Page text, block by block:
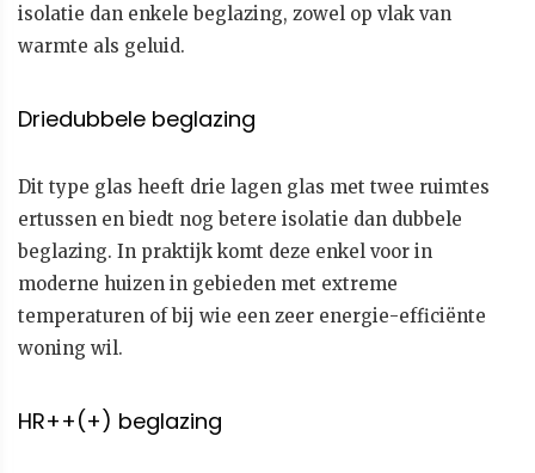
isolatie dan enkele beglazing, zowel op vlak van
warmte als geluid.
Driedubbele beglazing
Dit type glas heeft drie lagen glas met twee ruimtes
ertussen en biedt nog betere isolatie dan dubbele
beglazing. In praktijk komt deze enkel voor in
moderne huizen in gebieden met extreme
temperaturen of bij wie een zeer energie-efficiënte
woning wil.
HR++(+) beglazing